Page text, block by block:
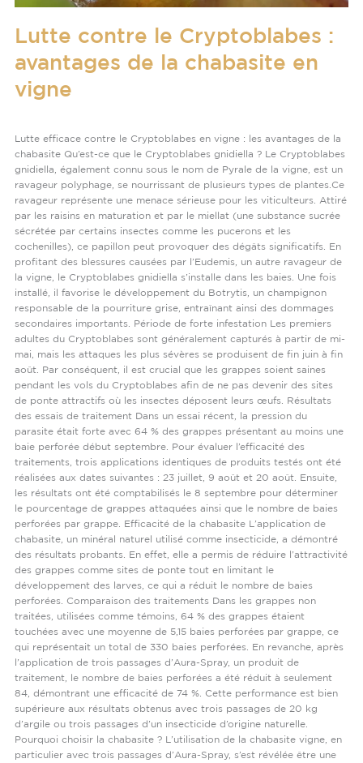
Lutte contre le Cryptoblabes :
avantages de la chabasite en
vigne
Lutte efficace contre le Cryptoblabes en vigne : les avantages de la
chabasite Qu’est-ce que le Cryptoblabes gnidiella ? Le Cryptoblabes
gnidiella, également connu sous le nom de Pyrale de la vigne, est un
ravageur polyphage, se nourrissant de plusieurs types de plantes.Ce
ravageur représente une menace sérieuse pour les viticulteurs. Attiré
par les raisins en maturation et par le miellat (une substance sucrée
sécrétée par certains insectes comme les pucerons et les
cochenilles), ce papillon peut provoquer des dégâts significatifs. En
profitant des blessures causées par l’Eudemis, un autre ravageur de
la vigne, le Cryptoblabes gnidiella s’installe dans les baies. Une fois
installé, il favorise le développement du Botrytis, un champignon
responsable de la pourriture grise, entraînant ainsi des dommages
secondaires importants. Période de forte infestation Les premiers
adultes du Cryptoblabes sont généralement capturés à partir de mi-
mai, mais les attaques les plus sévères se produisent de fin juin à fin
août. Par conséquent, il est crucial que les grappes soient saines
pendant les vols du Cryptoblabes afin de ne pas devenir des sites
de ponte attractifs où les insectes déposent leurs œufs. Résultats
des essais de traitement Dans un essai récent, la pression du
parasite était forte avec 64 % des grappes présentant au moins une
baie perforée début septembre. Pour évaluer l’efficacité des
traitements, trois applications identiques de produits testés ont été
réalisées aux dates suivantes : 23 juillet, 9 août et 20 août. Ensuite,
les résultats ont été comptabilisés le 8 septembre pour déterminer
le pourcentage de grappes attaquées ainsi que le nombre de baies
perforées par grappe. Efficacité de la chabasite L’application de
chabasite, un minéral naturel utilisé comme insecticide, a démontré
des résultats probants. En effet, elle a permis de réduire l’attractivité
des grappes comme sites de ponte tout en limitant le
développement des larves, ce qui a réduit le nombre de baies
perforées. Comparaison des traitements Dans les grappes non
traitées, utilisées comme témoins, 64 % des grappes étaient
touchées avec une moyenne de 5,15 baies perforées par grappe, ce
qui représentait un total de 330 baies perforées. En revanche, après
l’application de trois passages d’Aura-Spray, un produit de
traitement, le nombre de baies perforées a été réduit à seulement
84, démontrant une efficacité de 74 %. Cette performance est bien
supérieure aux résultats obtenus avec trois passages de 20 kg
d’argile ou trois passages d’un insecticide d’origine naturelle.
Pourquoi choisir la chabasite ? L’utilisation de la chabasite vigne, en
particulier avec trois passages d’Aura-Spray, s’est révélée être une
en
vigne